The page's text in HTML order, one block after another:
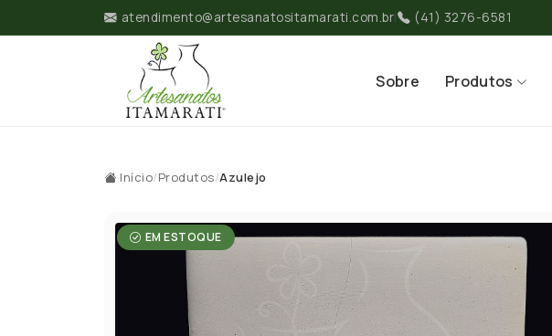
atendimento@artesanatositamarati.com.br| (41) 3276-6581
Sobre Produtos
Início/Produtos/Azulejo
EM ESTOQUE